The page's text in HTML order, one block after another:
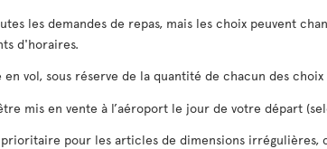
les demandes de repas, mais les choix peuvent
d'horaires.
vol, sous réserve de la quantité de chacun des choix
mis en vente à l’aéroport le jour de votre départ
pour les articles de dimensions